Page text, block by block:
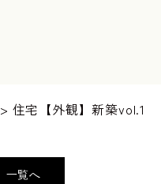
> 住宅【外観】新築vol.1
一覧へ